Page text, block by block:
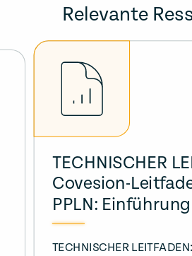
Relevante
TECHNISCHER
Covesion-
PPLN: Einführung
TECHNISCHER